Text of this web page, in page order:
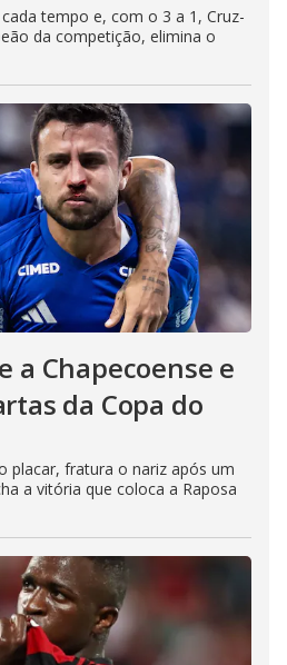
tempo e, com o 3 a 1, Cruz-
da competição, elimina o
a Chapecoense e
da Copa do
placar, fratura o nariz após um
a vitória que coloca a Raposa